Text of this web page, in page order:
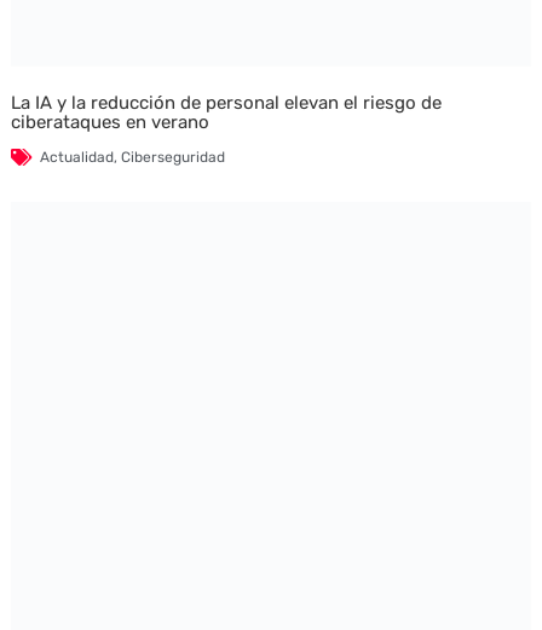
La IA y la reducción de personal elevan el riesgo de
ciberataques en verano
Actualidad, Ciberseguridad